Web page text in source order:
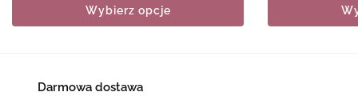
Wybierz opcje
Darmowa dostawa